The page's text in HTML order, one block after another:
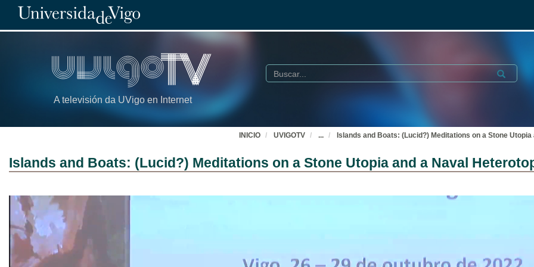
A televisión da UVigo en Internet
Buscar Submit
INICIO UVIGOTV ... Islands and Boats: (Lucid?) Meditations on a Stone
Islands and Boats: (Lucid?) Meditations on a Stone Utopia and a Naval